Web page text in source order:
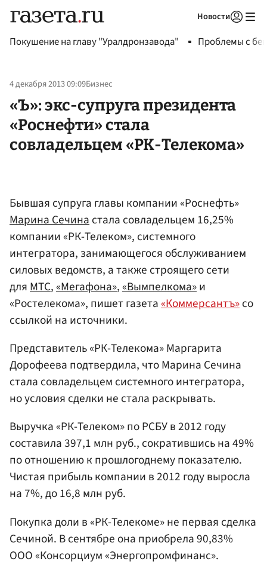
Новости
Покушение на главу "Уралдронзавода" Проблемы с
4 декабря 2013 09:09Бизнес
«Ъ»: экс-супруга президента
«Роснефти» стала
совладельцем «РК-Телекома»
Бывшая супруга главы компании «Роснефть»
Марина Сечинастала совладельцем 16,25%
компании «РК-Телеком», системного
интегратора, занимающегося обслуживанием
силовых ведомств, а также строящего сети
дляМТС,«Мегафона»,«Вымпелкома»и
«Ростелекома», пишет газета«Коммерсантъ»со
ссылкой на источники.
Представитель «РК-Телекома» Маргарита
Дорофеева подтвердила, что Марина Сечина
стала совладельцем системного интегратора,
но условия сделки не стала раскрывать.
Выручка «РК-Телеком» по РСБУ в 2012 году
составила 397,1 млн руб., сократившись на 49%
по отношению к прошлогоднему показателю.
Чистая прибыль компании в 2012 году выросла
на 7%, до 16,8 млн руб.
Покупка доли в «РК-Телекоме» не первая сделка
Сечиной. В сентябре она приобрела 90,83%
ООО «Консорциум «Энергопромфинанс».